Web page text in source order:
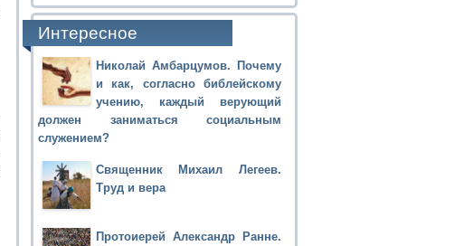
Интересное
Николай Амбарцумов. Почему
и как, согласно библейскому
учению, каждый верующий
должен заниматься социальным
служением?
Священник Михаил Легеев.
Труд и вера
Протоиерей Александр Ранне.